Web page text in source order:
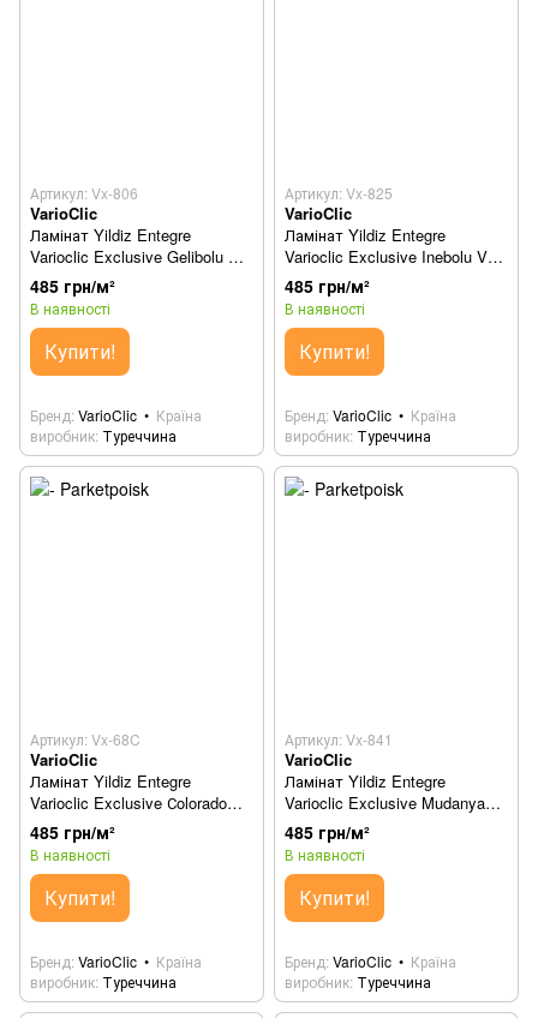
Артикул: Vx-806
VarioClic
Ламінат Yildiz Entegre
Varioclic Exclusive Gelibolu Vx-
806
485 грн/м²
В наявності
Купити!
Бренд VarioClic
Країна
виробник Туреччина
Артикул: Vx-825
VarioClic
Ламінат Yildiz Entegre
Varioclic Exclusive Inebolu Vx-
825
485 грн/м²
В наявності
Купити!
Бренд VarioClic
Країна
виробник Туреччина
Артикул: Vx-68C
VarioClic
Ламінат Yildiz Entegre
Varioclic Exclusive Сolorado
Vx-68C
485 грн/м²
В наявності
Купити!
Бренд VarioClic
Країна
виробник Туреччина
Артикул: Vx-841
VarioClic
Ламінат Yildiz Entegre
Varioclic Exclusive Mudanya
Vx-841
485 грн/м²
В наявності
Купити!
Бренд VarioClic
Країна
виробник Туреччина